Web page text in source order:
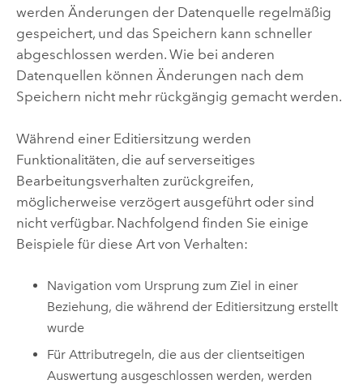
werden Änderungen der Datenquelle regelmäßig
gespeichert, und das Speichern kann schneller
abgeschlossen werden. Wie bei anderen
Datenquellen können Änderungen nach dem
Speichern nicht mehr rückgängig gemacht werden.
Während einer Editiersitzung werden
Funktionalitäten, die auf serverseitiges
Bearbeitungsverhalten zurückgreifen,
möglicherweise verzögert ausgeführt oder sind
nicht verfügbar. Nachfolgend finden Sie einige
Beispiele für diese Art von Verhalten:
Navigation vom Ursprung zum Ziel in einer
Beziehung, die während der Editiersitzung erstellt
wurde
Für Attributregeln, die aus der clientseitigen
Auswertung ausgeschlossen werden, werden